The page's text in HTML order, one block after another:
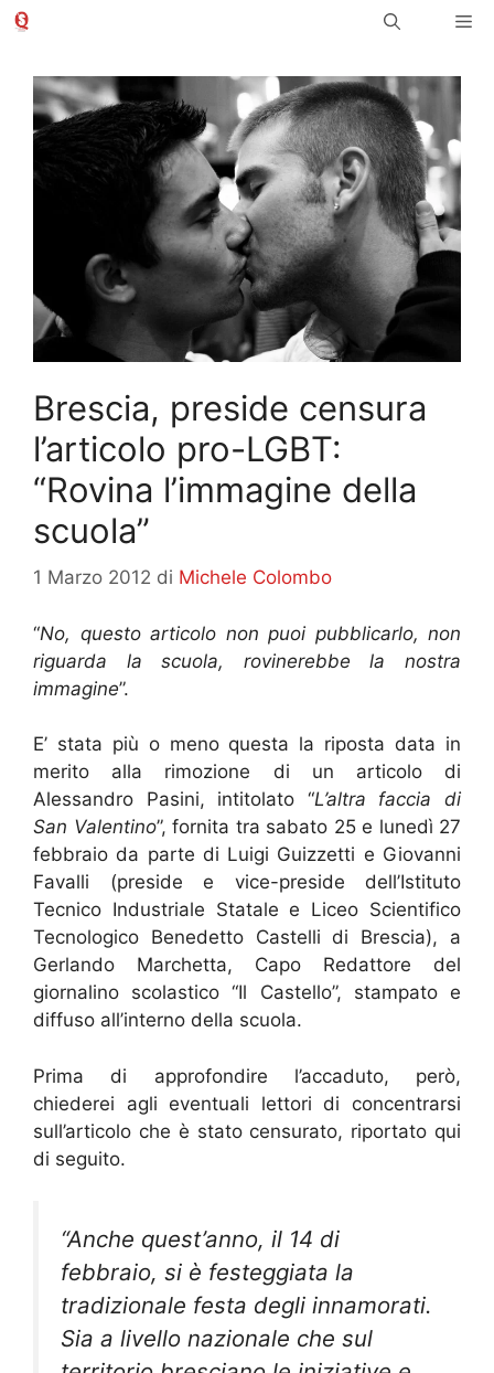
Vai
Brescia, preside censura
l’articolo pro-LGBT:
“Rovina l’immagine della
scuola”
1 Marzo 2012 di Michele Colombo
“No, questo articolo non puoi pubblicarlo, non
riguarda la scuola, rovinerebbe la nostra
immagine”.
E’ stata più o meno questa la riposta data in
merito alla rimozione di un articolo di
Alessandro Pasini, intitolato “L’altra faccia di
San Valentino”, fornita tra sabato 25 e lunedì 27
febbraio da parte di Luigi Guizzetti e Giovanni
Favalli (preside e vice-preside dell’Istituto
Tecnico Industriale Statale e Liceo Scientifico
Tecnologico Benedetto Castelli di Brescia), a
Gerlando Marchetta, Capo Redattore del
giornalino scolastico “Il Castello”, stampato e
diffuso all’interno della scuola.
Prima di approfondire l’accaduto, però,
chiederei agli eventuali lettori di concentrarsi
sull’articolo che è stato censurato, riportato qui
di seguito.
“Anche quest’anno, il 14 di
febbraio, si è festeggiata la
tradizionale festa degli innamorati.
Sia a livello nazionale che sul